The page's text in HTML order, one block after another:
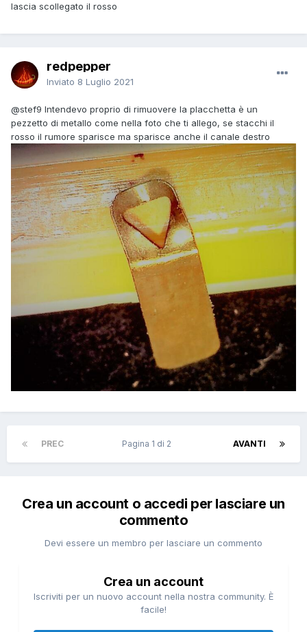
lascia scollegato il rosso
redpepper
Inviato 8 Luglio 2021
@stef9 Intendevo proprio di rimuovere la placchetta è un
pezzetto di metallo come nella foto che ti allego, se stacchi il
rosso il rumore sparisce ma sparisce anche il canale destro
PREC AVANTI
Pagina 1 di 2
Crea un account o accedi per lasciare un
commento
Devi essere un membro per lasciare un commento
Crea un account
Iscriviti per un nuovo account nella nostra community. È
facile!